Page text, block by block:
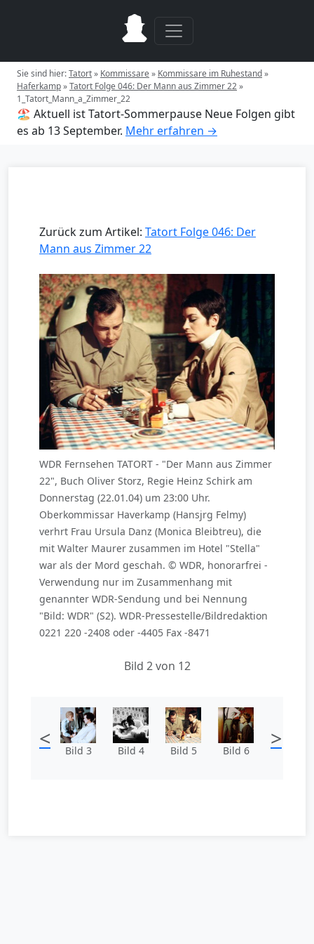
Sie sind hier:Tatort» Kommissare» Kommissare im Ruhestand»
Haferkamp»Tatort Folge 046: Der Mann aus Zimmer 22»
1_Tatort_Mann_a_Zimmer_22
🏖️ Aktuell ist Tatort-Sommerpause Neue Folgen gibt
es ab 13 September. Mehr erfahren →
Zurück zum Artikel: Tatort Folge 046: Der
Mann aus Zimmer 22
WDR Fernsehen TATORT - "Der Mann aus Zimmer
22", Buch Oliver Storz, Regie Heinz Schirk am
Donnerstag (22.01.04) um 23:00 Uhr.
Oberkommissar Haverkamp (Hansjrg Felmy)
verhrt Frau Ursula Danz (Monica Bleibtreu), die
mit Walter Maurer zusammen im Hotel "Stella"
war als der Mord geschah. © WDR, honorarfrei -
Verwendung nur im Zusammenhang mit
genannter WDR-Sendung und bei Nennung
"Bild: WDR" (S2). WDR-Pressestelle/Bildredaktion
0221 220 -2408 oder -4405 Fax -8471
Bild 2 von 12
< Bild 3 Bild 4 Bild 5 Bild 6 >